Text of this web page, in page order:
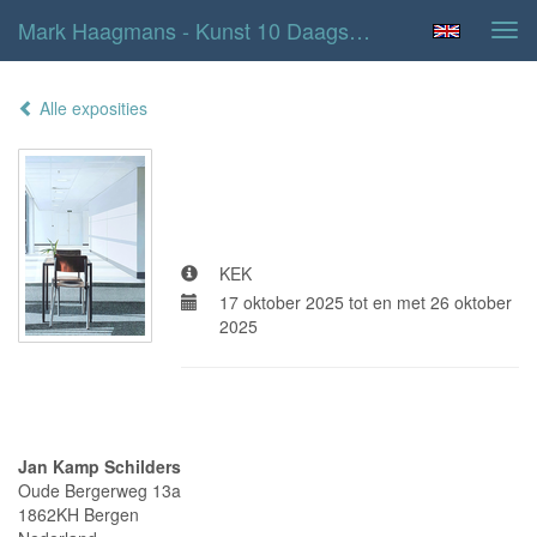
Mark Haagmans - Kunst 10 Daagse Bergen
Alle exposities
KEK
17 oktober 2025 tot en met 26 oktober
2025
Jan Kamp Schilders
Oude Bergerweg 13a
1862KH Bergen